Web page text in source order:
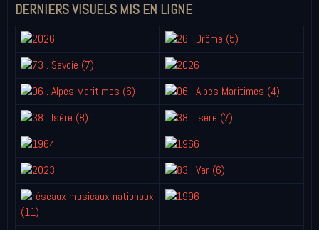
DERNIERS VISUELS MIS EN LIGNE